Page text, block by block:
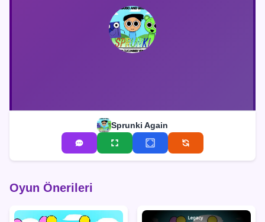
Sprunki Again
Oyun Önerileri